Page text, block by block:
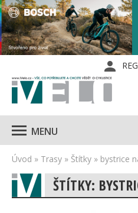
MENU
Úvod » Trasy » Štítky » bystrice
ŠTÍTKY: